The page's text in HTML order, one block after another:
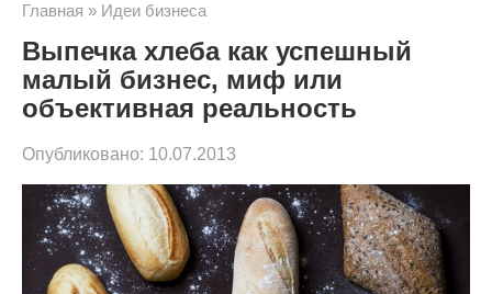
Главная » Идеи бизнеса
Выпечка хлеба как успешный
малый бизнес, миф или
объективная реальность
Опубликовано: 10.07.2013